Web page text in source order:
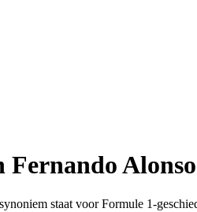
staat voor Formule 1-